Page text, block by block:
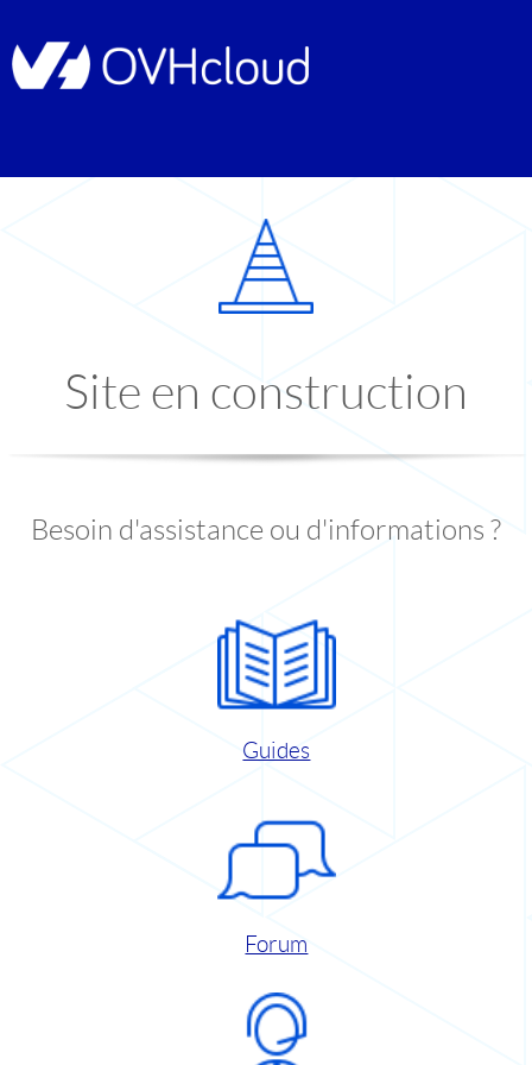
Site en construction
Besoin d'assistance ou d'informations ?
Guides
Forum